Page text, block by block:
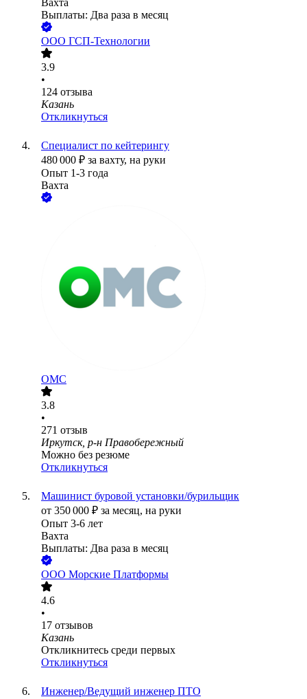
Вахта
Выплаты: Два раза в месяц
ООО ГСП-Технологии
3.9
•
124 отзыва
Казань
Откликнуться
Специалист по кейтерингу
480 000 ₽ за вахту, на руки
Опыт 1-3 года
Вахта
ОМС
3.8
•
271 отзыв
Иркутск, р-н Правобережный
Можно без резюме
Откликнуться
Машинист буровой установки/бурильщик
от 350 000 ₽ за месяц, на руки
Опыт 3-6 лет
Вахта
Выплаты: Два раза в месяц
ООО Морские Платформы
4.6
•
17 отзывов
Казань
Откликнитесь среди первых
Откликнуться
Инженер/Ведущий инженер ПТО